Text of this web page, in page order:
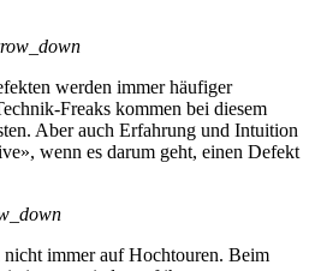
werden immer häufiger
Freaks kommen bei diesem
Aber auch Erfahrung und Intuition
wenn es darum geht, einen Defekt
immer auf Hochtouren. Beim